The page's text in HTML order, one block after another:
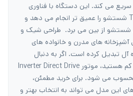
می کند. این دستگاه با فناوری
QuadWash و True Steam شستشو را عمیق تر انجام می دهد و
شستشو از بین می برد. طراحی شیک و
آشپزخانه های مدرن و خانواده های
تبدیل کرده است. اگر به دنبال
مصرف انرژی پایین و صدای کم هستید، موتور Inverter Direct Drive
می شود. برای خرید مطمئن،
این مدل می تواند به انتخاب بهتر و